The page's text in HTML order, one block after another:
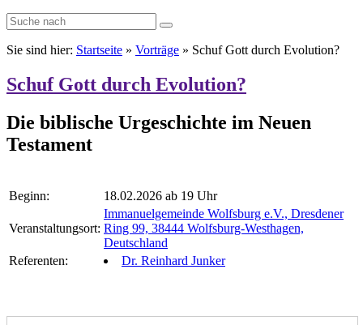
Sie sind hier: Startseite » Vorträge » Schuf Gott durch Evolution?
Schuf Gott durch Evolution?
Die biblische Urgeschichte im Neuen
Testament
Beginn: 18.02.2026 ab 19 Uhr
Veranstaltungsort:
Immanuelgemeinde Wolfsburg e.V., Dresdener
Ring 99, 38444 Wolfsburg-Westhagen,
Deutschland
Referenten:
Dr. Reinhard Junker